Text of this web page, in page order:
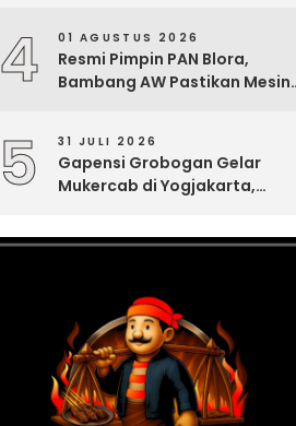
4 01 AGUSTUS 2026
Resmi Pimpin PAN Blora,
Bambang AW Pastikan Mesin
5 31 JULI 2026
Gapensi Grobogan Gelar
Mukercab di Yogjakarta,
Anggota